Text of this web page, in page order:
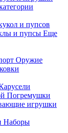
и пупсов
и пупсы Еще
Оружие
Погремушки
игрушки
Наборы